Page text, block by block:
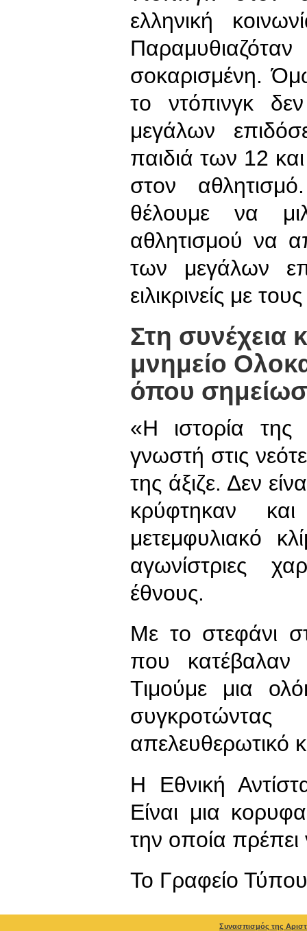
ελληνική
σοκαρισμένη.
το ντόπινγκ
μεγάλων
παιδιά των 12
στον
θέλουμε να
αθλητισμού να
των μεγάλων
ειλικρινείς με
Στη συνέχεια
μνημείο
όπου
«Η ιστορία της
γνωστή στις
της άξιζε. Δεν
κρύφτηκαν
μετεμφυλιακό
αγωνίστριες
έθνους.
Με το στεφάνι
που κατέβαλαν
Τιμούμε μια
απελευθερωτικό
Η Εθνική
Είναι μια
την οποία πρέπει
To Γραφείο Τύπου
Συνασπισμός της